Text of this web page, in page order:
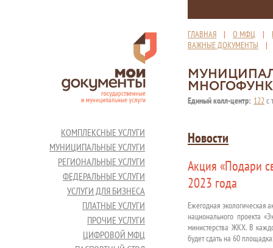
ГЛАВНАЯ | О МФЦ |
ВАЖНЫЕ ДОКУМЕНТЫ
Единый колл-центр: 122с
КОМПЛЕКСНЫЕ УСЛУГИ
МУНИЦИПАЛЬНЫЕ УСЛУГИ
РЕГИОНАЛЬНЫЕ УСЛУГИ
ФЕДЕРАЛЬНЫЕ УСЛУГИ
УСЛУГИ ДЛЯ БИЗНЕСА
ПЛАТНЫЕ УСЛУГИ
ПРОЧИЕ УСЛУГИ
ЦИФРОВОЙ МФЦ
Новости
Акция «Подари
2023 года
Ежегодная
национального проекта
министерства ЖКХ. В
будет сдать на 60